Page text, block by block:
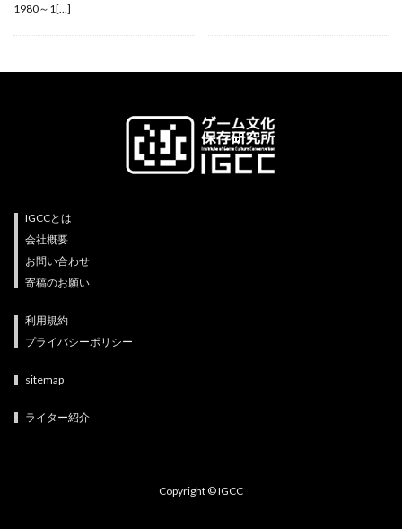
1980～1[…]
IGCCとは
会社概要
お問い合わせ
寄稿のお願い
利用規約
プライバシーポリシー
sitemap
ライター紹介
Copyright © IGCC